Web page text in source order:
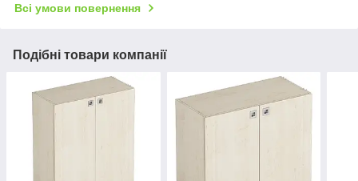
Всі умови повернення
Подібні товари компанії